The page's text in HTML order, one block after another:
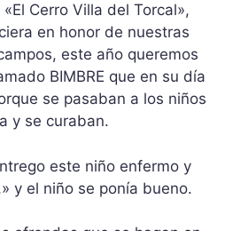
Cerro Villa del Torcal»,
en honor de nuestras
este año queremos
BIMBRE que en su día
se pasaban a los niños
y se curaban.
este niño enfermo y
y el niño se ponía bueno.